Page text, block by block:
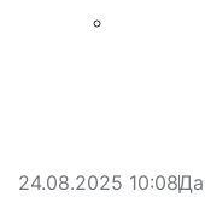
24.08.2025 10:08